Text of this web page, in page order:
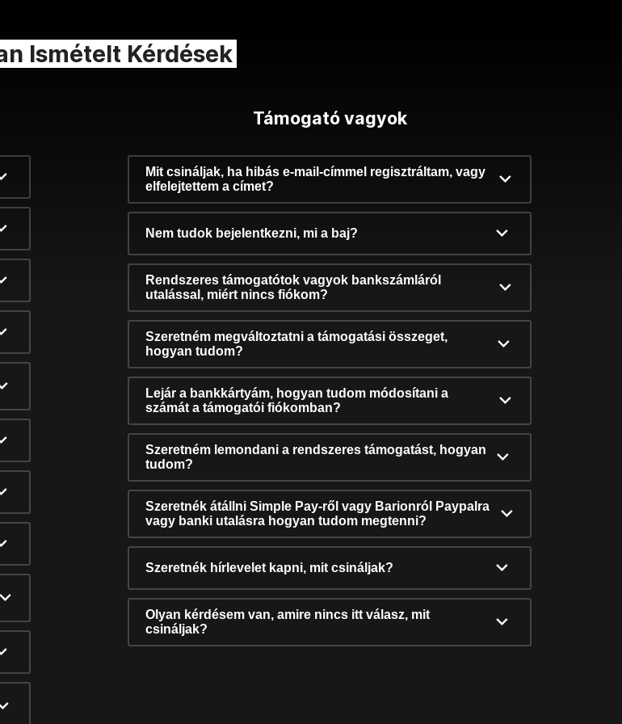
Ismételt Kérdések
Támogató vagyok
Mit csináljak, ha hibás e-mail-címmel regisztráltam, vagy
elfelejtettem a címet?
Nem tudok bejelentkezni, mi a baj?
Rendszeres támogatótok vagyok bankszámláról
utalással, miért nincs fiókom?
Szeretném megváltoztatni a támogatási összeget,
hogyan tudom?
Lejár a bankkártyám, hogyan tudom módosítani a
számát a támogatói fiókomban?
Szeretném lemondani a rendszeres támogatást, hogyan
tudom?
Szeretnék átállni Simple Pay-ről vagy Barionról Paypalra
vagy banki utalásra hogyan tudom megtenni?
Szeretnék hírlevelet kapni, mit csináljak?
Olyan kérdésem van, amire nincs itt válasz, mit
csináljak?